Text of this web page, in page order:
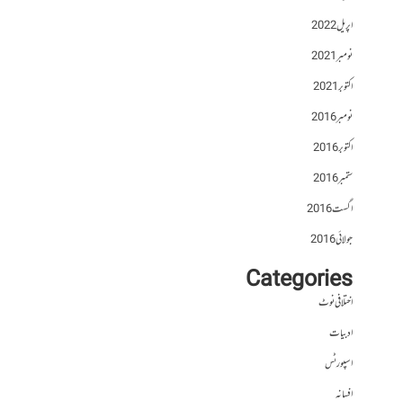
اپریل 2022
نومبر 2021
اکتوبر 2021
نومبر 2016
اکتوبر 2016
ستمبر 2016
اگست 2016
جولائی 2016
Categories
اختلافی نوٹ
ادبیات
اسپورٹس
افسانہ